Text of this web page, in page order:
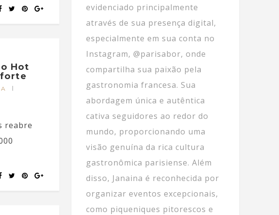
Hot
reabre
evidenciado principalmente
através de sua presença digital,
especialmente em sua conta no
Instagram, @parisabor, onde
compartilha sua paixão pela
gastronomia francesa. Sua
abordagem única e autêntica
cativa seguidores ao redor do
mundo, proporcionando uma
visão genuína da rica cultura
gastronômica parisiense. Além
disso, Janaina é reconhecida por
organizar eventos excepcionais,
como piqueniques pitorescos e